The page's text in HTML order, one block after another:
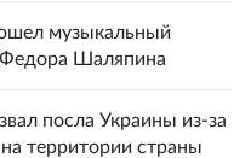
музыкальный
Шаляпина
посла Украины из-за
территории страны